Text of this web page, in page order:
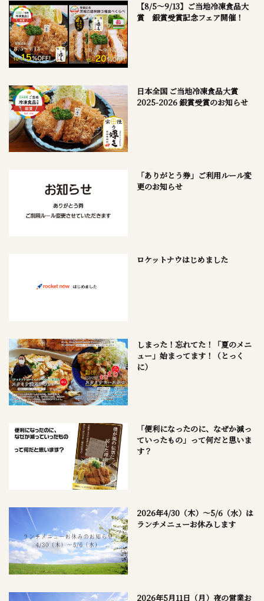
【8/5～9/13】ご当地冷凍食品大
賞 銀賞受賞記念フェア開催！
日本全国 ご当地冷凍食品大賞
2025-2026 銀賞受賞のお知らせ
「ありがとう券」ご利用ルール変
更のお知らせ
ロケットナウはじめました
しまった！忘れてた！「夏のメニ
ュー」始まってます！（とっく
に）
「便利になったのに、なぜか減っ
ていったもの」って何だと思いま
す？
2026年4/30（木）～5/6（水）は
ランチメニューお休みします
2026年5月11日（月）夜の営業お